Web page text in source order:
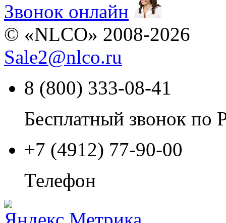
Звонок онлайн
© «NLCO» 2008-2026
Sale2@nlco.ru
8 (800) 333-08-41
Бесплатный звонок по
+7 (4912) 77-90-00
Телефон